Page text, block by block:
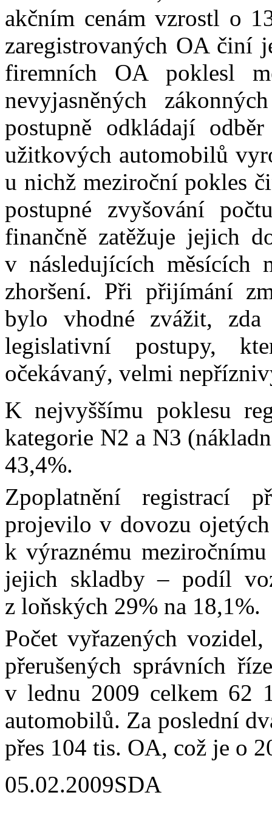
akčním cenám vzrostl o
zaregistrovaných OA činí
firemních OA poklesl
nevyjasněných
postupně odkládají
užitkových automobilů
u nichž meziroční pokles
postupné zvyšování
finančně zatěžuje jejich
v následujících měsících
zhoršení. Při přijímání
bylo vhodné zvážit,
legislativní postupy,
očekávaný, velmi
K nejvyššímu poklesu
kategorie N2 a N3
43,4%.
Zpoplatnění registrací
projevilo v dovozu
k výraznému
jejich skladby – podíl
z loňských 29% na 18,1%.
Počet vyřazených
přerušených správních
v lednu 2009 celkem 62
automobilů. Za poslední
přes 104 tis. OA, což je o
05.02.2009SDA